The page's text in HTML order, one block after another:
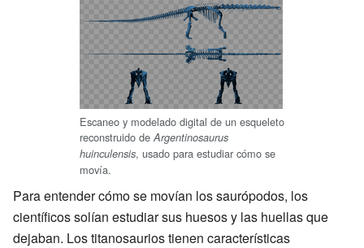
Escaneo y modelado digital de un esqueleto
reconstruido deArgentinosaurus
huinculensis, usado para estudiar cómo se
movía.
Para entender cómo se movían los saurópodos, los
científicos solían estudiar sus huesos y las huellas que
dejaban. Los titanosaurios tienen características